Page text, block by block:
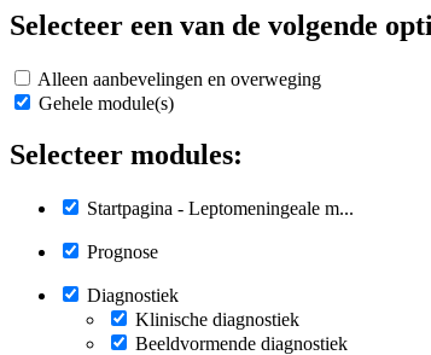
Selecteer een van de volgende
Alleen aanbevelingen en overweging
Gehele module(s)
Selecteer modules:
Startpagina - Leptomeningeale m...
Prognose
Diagnostiek
Klinische diagnostiek
Beeldvormende diagnostiek